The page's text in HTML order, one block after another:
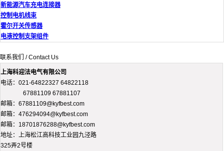
新能源汽车充电连接器
控制电机线束
霍尔开关传感器
电液控制支架组件
联系我们 / Contact Us
上海科迎法电气有限公司
电话：021-64822327 64822118
67881109 67881107
邮箱：67881109@kyfbest.com
邮箱：476294094@kyfbest.com
邮箱：18701876288@kyfbest.com
地址：上海松江高科技工业园九泾路
325弄2号楼